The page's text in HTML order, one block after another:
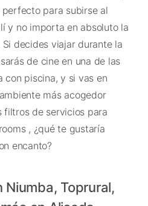
para subirse al
y no importa en absoluto la
decides viajar durante la
de cine en una de las
con piscina, y si vas en
más acogedor
filtros de servicios para
, ¿qué te gustaría
encanto?
Niumba, Toprural,